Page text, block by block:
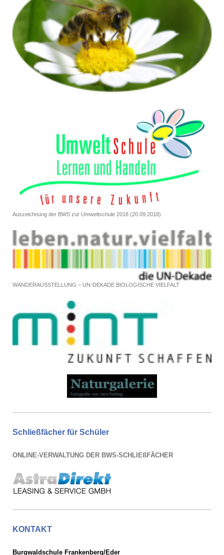
Auszeichnung der BWS zur Umweltschule 2018 (20.09.2018)
WANDERAUSSTELLUNG – UN-DEKADE BIOLOGISCHE VIELFALT
Schließfächer für Schüler
ONLINE-VERWALTUNG DER BWS-SCHLIEßFÄCHER
KONTAKT
Burgwaldschule Frankenberg/Eder